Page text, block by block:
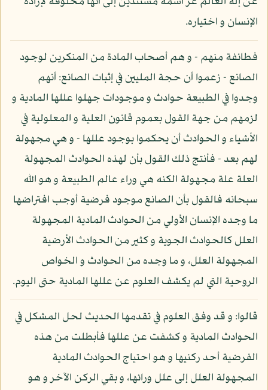
الإنسان و اختياره.
فطائفة منهم - و هم أصحاب المادة من المنكرين لوجود
الصانع - زعموا أن حجة المليين في إثبات الصانع: أنهم
وجدوا في الطبيعة حوادث و موجودات جهلوا عللها المادية و
لزمهم من جهة القول بعموم قانون العلية و المعلولية في
الأشياء و الحوادث أن يحكموا بوجود عللها - و هي مجهولة
لهم بعد - فأنتج ذلك القول بأن لهذه الحوادث المجهولة
العلة علة مجهولة الكنه هي وراء عالم الطبيعة و هو الله
سبحانه فالقول بأن الصانع موجود فرضية أوجب افتراضها
ما وجده الإنسان الأولي من الحوادث المادية المجهولة
العلل كالحوادث الجوية و كثير من الحوادث الأرضية
المجهولة العلل، و ما وجده من الحوادث و الخواص
الروحية التي لم يكشف العلوم عن عللها المادية حتى اليوم.
قالوا: و قد وفق العلوم في تقدمها الحديث لحل المشكل في
الحوادث المادية و كشفت عن عللها فأبطلت من هذه
الفرضية أحد ركنيها و هو احتياج الحوادث المادية
المجهولة العلل إلى علل ورائها، و بقي الركن الآخر و هو